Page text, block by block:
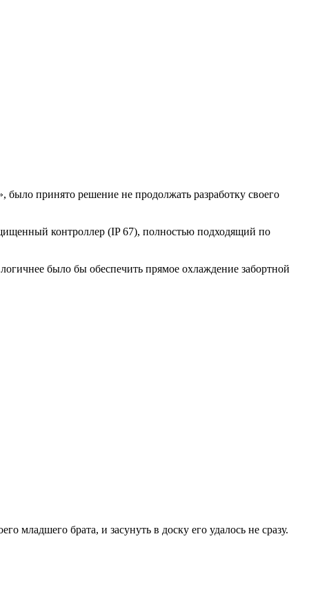
принято решение не продолжать разработку своего
контроллер (IP 67), полностью подходящий по
было бы обеспечить прямое охлаждение забортной
брата, и засунуть в доску его удалось не сразу.